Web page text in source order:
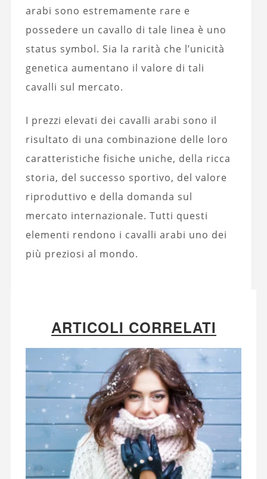
arabi sono estremamente rare e
possedere un cavallo di tale linea è uno
status symbol. Sia la rarità che l’unicità
genetica aumentano il valore di tali
cavalli sul mercato.
I prezzi elevati dei cavalli arabi sono il
risultato di una combinazione delle loro
caratteristiche fisiche uniche, della ricca
storia, del successo sportivo, del valore
riproduttivo e della domanda sul
mercato internazionale. Tutti questi
elementi rendono i cavalli arabi uno dei
più preziosi al mondo.
ARTICOLI CORRELATI